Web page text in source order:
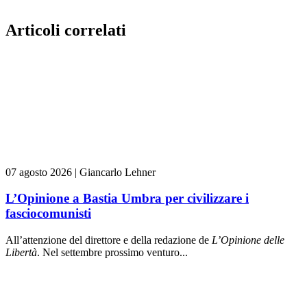
Articoli correlati
07 agosto 2026 | Giancarlo Lehner
L’Opinione a Bastia Umbra per civilizzare i
fasciocomunisti
All’attenzione del direttore e della redazione de L’Opinione delle
Libertà. Nel settembre prossimo venturo...